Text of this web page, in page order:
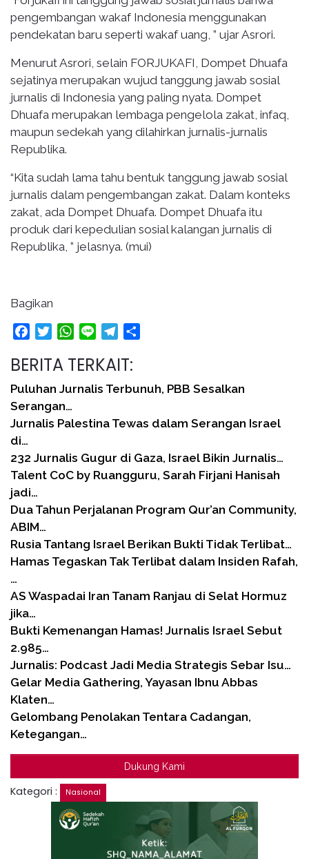
pengembangan wakaf Indonesia menggunakan
pendekatan baru seperti wakaf uang, ” ujar Asrori.
Menurut Asrori, selain FORJUKAFI, Dompet Dhuafa
sejatinya merupakan wujud tanggung jawab sosial
jurnalis di Indonesia yang paling nyata. Dompet
Dhuafa merupakan lembaga pengelola zakat, infaq,
maupun sedekah yang dilahirkan jurnalis-jurnalis
Republika.
“Kita sudah lama tahu bentuk tanggung jawab sosial
jurnalis dalam pengembangan zakat. Dalam konteks
zakat, ada Dompet Dhuafa. Dompet Dhuafa itu
produk dari kepedulian sosial kalangan jurnalis di
Republika, ” jelasnya. (mui)
Bagikan
FacebookTwitterWhatsApp
Line Telegram
BERITA TERKAIT:
Puluhan Jurnalis Terbunuh, PBB Sesalkan
Serangan…
Jurnalis Palestina Tewas dalam Serangan Israel
di…
232 Jurnalis Gugur di Gaza, Israel Bikin Jurnalis…
Talent CoC by Ruangguru, Sarah Firjani Hanisah
jadi…
Dua Tahun Perjalanan Program Qur’an Community,
ABIM…
Rusia Tantang Israel Berikan Bukti Tidak Terlibat…
Hamas Tegaskan Tak Terlibat dalam Insiden Rafah,
…
AS Waspadai Iran Tanam Ranjau di Selat Hormuz
jika…
Bukti Kemenangan Hamas! Jurnalis Israel Sebut
2.985…
Jurnalis: Podcast Jadi Media Strategis Sebar Isu…
Gelar Media Gathering, Yayasan Ibnu Abbas
Klaten…
Gelombang Penolakan Tentara Cadangan,
Ketegangan…
Dukung Kami
Kategori : Nasional